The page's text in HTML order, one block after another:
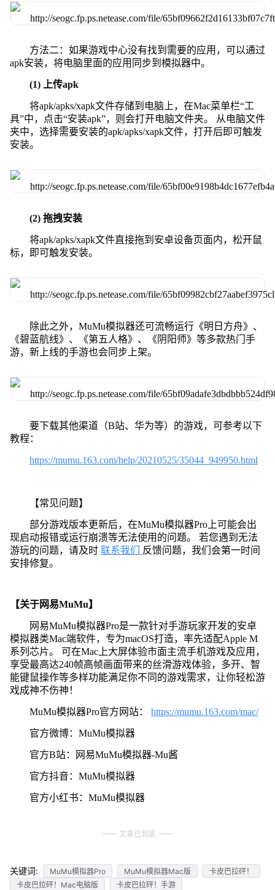
方法二：如果游戏中心没有找到需要的应用，可以通过
apk安装，将电脑里面的应用同步到模拟器中。
(1) 上传apk
将apk/apks/xapk文件存储到电脑上，在Mac菜单栏“工
具”中，点击“安装apk”，则会打开电脑文件夹。 从电脑文件
夹中，选择需要安装的apk/apks/xapk文件，打开后即可触发
安装。
(2) 拖拽安装
将apk/apks/xapk文件直接拖到安卓设备页面内，松开鼠
标，即可触发安装。
除此之外，MuMu模拟器还可流畅运行《明日方舟》、
《碧蓝航线》、《第五人格》、《阴阳师》等多款热门手
游，新上线的手游也会同步上架。
要下载其他渠道（B站、华为等）的游戏，可参考以下
教程：
https://mumu.163.com/help/20210525/35044_949950.html
【常见问题】
部分游戏版本更新后，在MuMu模拟器Pro上可能会出
现启动报错或运行崩溃等无法使用的问题。 若您遇到无法
游玩的问题，请及时 联系我们
反馈问题，我们会第一时间
安排修复。
【关于网易MuMu】
网易MuMu模拟器Pro是一款针对手游玩家开发的安卓
模拟器类Mac端软件，专为macOS打造，率先适配Apple M
系列芯片。 可在Mac上大屏体验市面主流手机游戏及应用，
享受最高达240帧高帧画面带来的丝滑游戏体验，多开、智
能键鼠操作等多样功能满足你不同的游戏需求，让你轻松游
戏成神不伤神！
MuMu模拟器Pro官方网站： https://mumu.163.com/mac/
官方微博：MuMu模拟器
官方B站：网易MuMu模拟器-Mu酱
官方抖音：MuMu模拟器
官方小红书：MuMu模拟器
文章已到底
关键词: MuMu模拟器Pro MuMu模拟器Mac版
卡皮巴拉砰！
卡皮巴拉砰！Mac电脑版
卡皮巴拉砰！手游